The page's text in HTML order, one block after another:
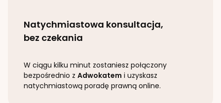
Natychmiastowa konsultacja,
bez czekania
W ciągu kilku minut zostaniesz połączony
bezpośrednio z Adwokatem i uzyskasz
natychmiastową poradę prawną online.